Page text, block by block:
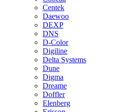
Centek
Daewoo
DEXP
DNS
D-Color
Digiline
Delta Systems
Dune
Digma
Dreame
Doffler
Elenberg